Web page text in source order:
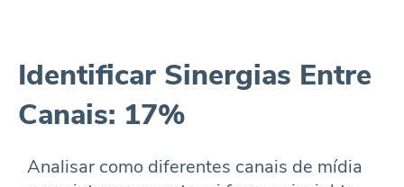
Identificar Sinergias Entre
Canais: 17%
Analisar como diferentes canais de mídia